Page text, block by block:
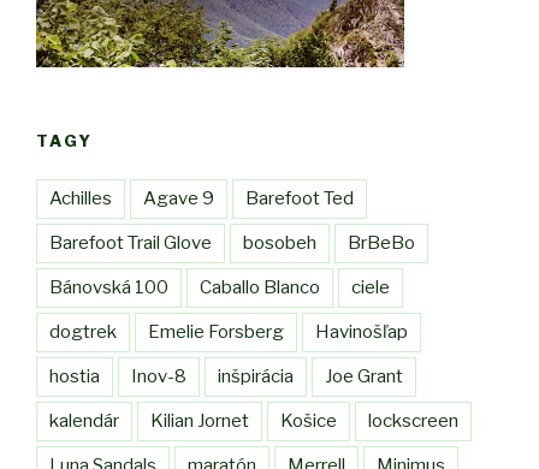
TAGY
Achilles Agave 9 Barefoot Ted
Barefoot Trail Glove bosobeh BrBeBo
Bánovská 100 Caballo Blanco ciele
dogtrek Emelie Forsberg Havinošľap
hostia Inov-8 inšpirácia Joe Grant
kalendár Kilian Jornet Košice lockscreen